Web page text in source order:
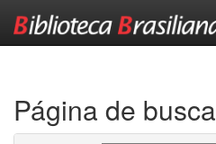
Página de busca